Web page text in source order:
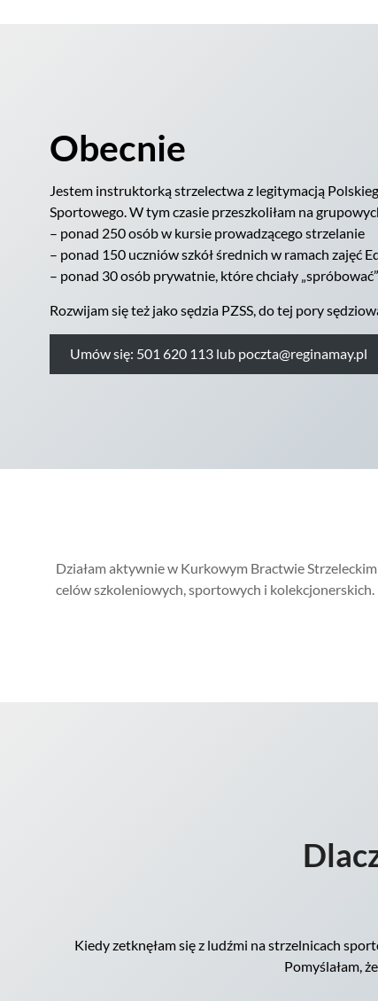
Obecnie
Jestem instruktorką strzelectwa z legitymacją
Sportowego. W tym czasie przeszkoliłam na
– ponad 250 osób w kursie prowadzącego strzelanie
– ponad 150 uczniów szkół średnich w ramach zajęć
– ponad 30 osób prywatnie, które chciały
Rozwijam się też jako sędzia PZSS, do tej pory
Umów się: 501 620 113 lub poczta@reginamay.pl
Działam aktywnie w Kurkowym Bractwie
celów szkoleniowych, sportowych i kolekcjonerskich.
Kiedy zetknęłam się z ludźmi na strzelnicach
Pomyślałam,